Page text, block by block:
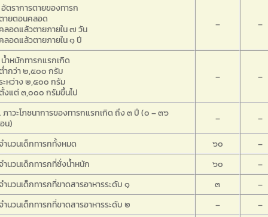
ตราการตายของทารก
ายตอนคลอด
ลอดแล้วตายภายใน ๗ วัน
ลอดแล้วตายภายใน ๑ ปี
– –
ำหนักทารกแรกเกิด
ำกว่า ๒,๕๐๐ กรัม
ะหว่าง ๒,๕๐๐ กรัม
งแต่ ๓,๐๐๐ กรัมขึ้นไป
– –
าวะโภชนาการของทารกแรกเกิด ถึง ๓ ปี (๐ – ๓๖
น)
–
–
ำนวนเด็กทารกทั้งหมด
๖๐
–
ำนวนเด็กทารกที่ชั่งน้ำหนัก
๖๐
–
ำนวนเด็กทารกที่ขาดสารอาหารระดับ ๑
๓
–
ำนวนเด็กทารกที่ขาดสารอาหารระดับ ๒
–
–